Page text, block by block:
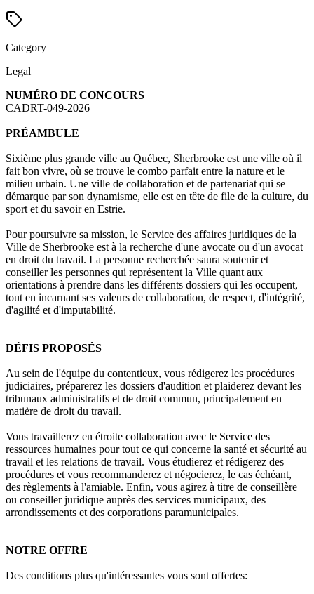
Category
Legal
NUMÉRO DE CONCOURS
CADRT-049-2026
PRÉAMBULE
Sixième plus grande ville au Québec, Sherbrooke est une ville où il
fait bon vivre, où se trouve le combo parfait entre la nature et le
milieu urbain. Une ville de collaboration et de partenariat qui se
démarque par son dynamisme, elle est en tête de file de la culture, du
sport et du savoir en Estrie.
Pour poursuivre sa mission, le Service des affaires juridiques de la
Ville de Sherbrooke est à la recherche d'une avocate ou d'un avocat
en droit du travail. La personne recherchée saura soutenir et
conseiller les personnes qui représentent la Ville quant aux
orientations à prendre dans les différents dossiers qui les occupent,
tout en incarnant ses valeurs de collaboration, de respect, d'intégrité,
d'agilité et d'imputabilité.
DÉFIS PROPOSÉS
Au sein de l'équipe du contentieux, vous rédigerez les procédures
judiciaires, préparerez les dossiers d'audition et plaiderez devant les
tribunaux administratifs et de droit commun, principalement en
matière de droit du travail.
Vous travaillerez en étroite collaboration avec le Service des
ressources humaines pour tout ce qui concerne la santé et sécurité au
travail et les relations de travail. Vous étudierez et rédigerez des
procédures et vous recommanderez et négocierez, le cas échéant,
des règlements à l'amiable. Enfin, vous agirez à titre de conseillère
ou conseiller juridique auprès des services municipaux, des
arrondissements et des corporations paramunicipales.
NOTRE OFFRE
Des conditions plus qu'intéressantes vous sont offertes: